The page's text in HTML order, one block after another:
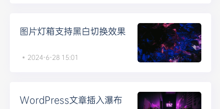
图片灯箱支持黑白切换效果
2024-6-28 15:01
WordPress文章插入瀑布